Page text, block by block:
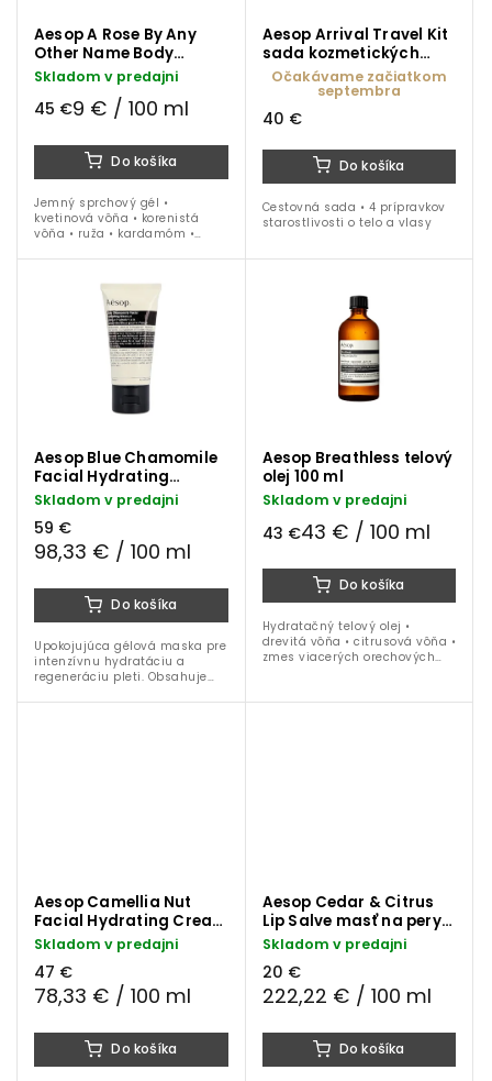
Aesop A Rose By Any
Other Name Body
Cleanser sprchový gél
Skladom v predajni
45 €9 € / 100 ml
Do košíka
Jemný sprchový gél •
kvetinová vôňa • korenistá
vôňa • ruža • kardamóm •
balenie s dávkovačom
Aesop Arrival Travel Kit
sada kozmetických
produktov
Očakávame začiatkom
septembra
40 €
Do košíka
Cestovná sada • 4 prípravkov
starostlivosti o telo a vlasy
Aesop Blue Chamomile
Facial Hydrating
Masque pleťová maska
Skladom v predajni
59 €
98,33 € / 100 ml
Do košíka
Upokojujúca gélová maska pre
intenzívnu hydratáciu a
regeneráciu pleti. Obsahuje
a panthenol pre zjemnenie,
Aesop Breathless telový
olej 100 ml
Skladom v predajni
43 €43 € / 100 ml
Do košíka
Hydratačný telový olej •
drevitá vôňa • citrusová vôňa •
zmes viacerých orechových
Aesop Camellia Nut
Facial Hydrating Cream
pleťový krém 60 ml
Skladom v predajni
47 €
78,33 € / 100 ml
Do košíka
Aesop Cedar & Citrus
Lip Salve masť na pery 9
ml
Skladom v predajni
20 €
222,22 € / 100 ml
Do košíka